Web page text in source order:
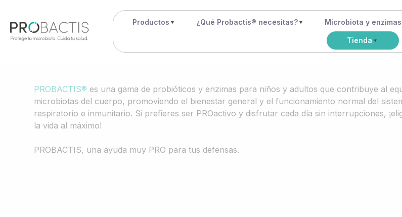
Productos ¿Qué Probactis® necesitas? Microbiota y enzimas
Tienda
PROBACTIS® es una gama de probióticos y enzimas para niños y adultos que contribuye al
microbiotas del cuerpo, promoviendo el bienestar general y el funcionamiento normal del
respiratorio e inmunitario. Si prefieres ser PROactivo y disfrutar cada día sin interrupciones,
la vida al máximo!
PROBACTIS, una ayuda muy PRO para tus defensas.